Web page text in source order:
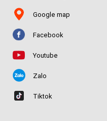
Google map
Facebook
Youtube
Zalo
Tiktok